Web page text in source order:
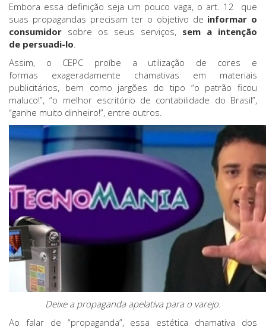
Embora essa definição seja um pouco vaga, o art. 12 que
suas propagandas precisam ter o objetivo de informar o
consumidor sobre os seus serviços, sem a intenção
de persuadi-lo.
Assim, o CEPC proíbe a utilização de cores e
formas exageradamente chamativas em materiais
publicitários, bem como jargões do tipo “o patrão ficou
maluco!”, “o melhor escritório de contabilidade do Brasil”,
“ganhe muito dinheiro!”, entre outros.
Deixe a propaganda apelativa para o varejo.
Ao falar de “propaganda”, essa estética chamativa dos